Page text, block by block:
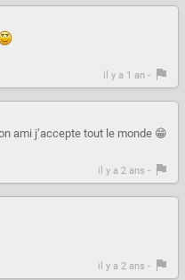
il y a 1 an -
ami j’accepte tout le monde 😁
il y a 2 ans -
il y a 2 ans -